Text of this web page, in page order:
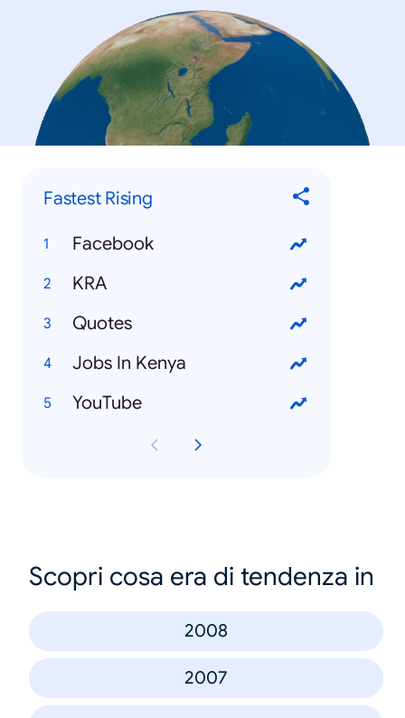
Fastest Rising
Facebook
KRA
Quotes
Jobs In Kenya
YouTube
Scopri cosa era di tendenza in
2008
2007